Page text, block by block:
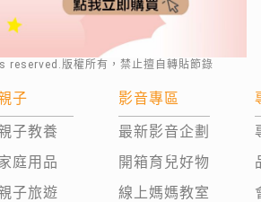
reserved.版權所有，禁止擅自轉貼節錄
子
子教養
庭用品
子旅遊
影音專區
最新影音企劃
開箱育兒好物
線上媽媽教室